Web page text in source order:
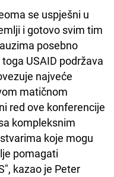
se uspješni u
i gotovo svim tim
posebno
USAID podržava
najveće
matičnom
red ove konferencije
kompleksnim
koje mogu
pomagati
kazao je Peter